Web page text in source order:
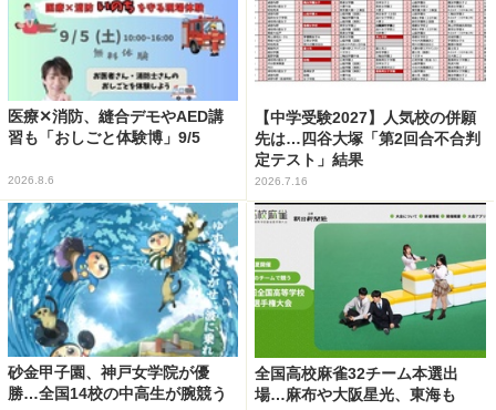
医療✕消防、縫合デモやAED講
習も「おしごと体験博」9/5
2026.8.6
【中学受験2027】人気校の併願
先は…四谷大塚「第2回合不合判
定テスト」結果
2026.7.16
砂金甲子園、神戸女学院が優
勝…全国14校の中高生が腕競う
全国高校麻雀32チーム本選出
場…麻布や大阪星光、東海も